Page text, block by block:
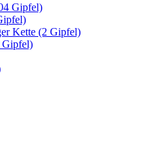
Gipfel)
Kette (2 Gipfel)
Gipfel)